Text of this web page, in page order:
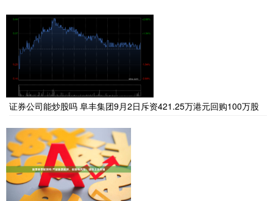
证券公司能炒股吗 阜丰集团9月2日斥资421.25万港元回购100万股